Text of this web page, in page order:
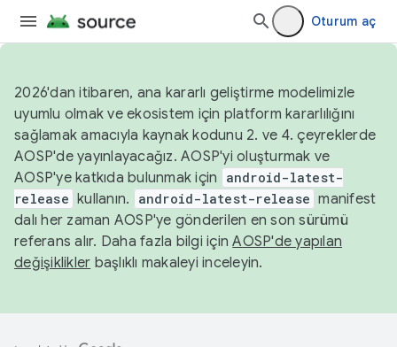
Oturum aç
2026'dan itibaren, ana kararlı geliştirme modelimizle
uyumlu olmak ve ekosistem için platform kararlılığını
sağlamak amacıyla kaynak kodunu 2. ve 4. çeyreklerde
AOSP'de yayınlayacağız. AOSP'yi oluşturmak ve
AOSP'ye katkıda bulunmak için
android-latest-
release kullanın. android-latest-release manifest
dalı her zaman AOSP'ye gönderilen en son sürümü
referans alır. Daha fazla bilgi içinAOSP'de yapılan
değişiklikler başlıklı makaleyi inceleyin.